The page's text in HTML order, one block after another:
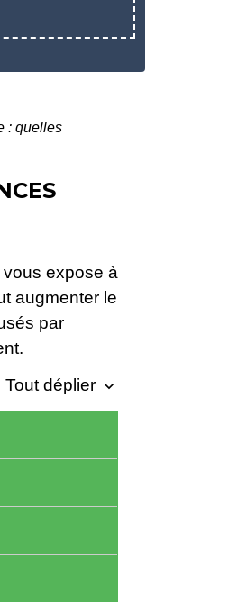
: quelles
expose à
augmenter le
par
Tout déplier keyboard_arrow_down